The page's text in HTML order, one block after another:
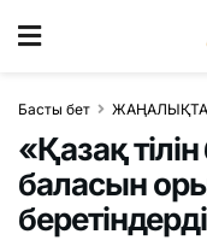
Басты бет
«Қазақ
баласын